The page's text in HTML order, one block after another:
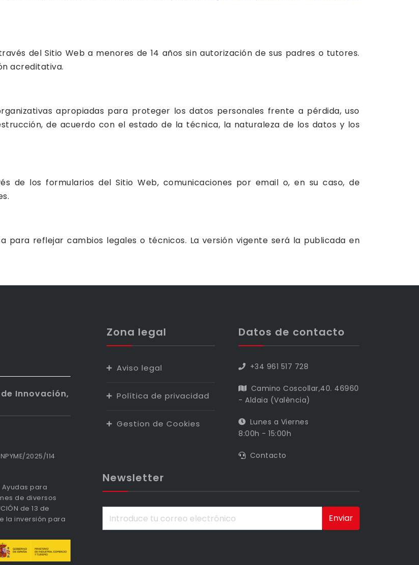
del Sitio Web a menores de 14 años sin autorización de sus padres o tutores.
acreditativa.
apropiadas para proteger los datos personales frente a pérdida, uso
de acuerdo con el estado de la técnica, la naturaleza de los datos y los
de los formularios del Sitio Web, comunicaciones por email o, en su caso, de
para reflejar cambios legales o técnicos. La versión vigente será la publicada en
Innovación,
2025/114
Ayudas para
de diversos
de 13 de
la inversión para
Zona legal
Aviso legal
Política de privacidad
Gestion de Cookies
Datos de contacto
+34 961 517 728
Camino Coscollar,40. 46960
- Aldaia (València)
Lunes a Viernes
8:00h - 15:00h
Contacto
Newsletter
Enviar